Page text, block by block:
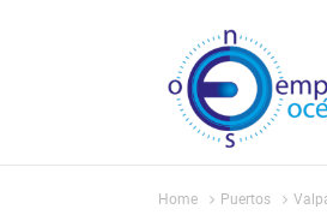
Home Puertos